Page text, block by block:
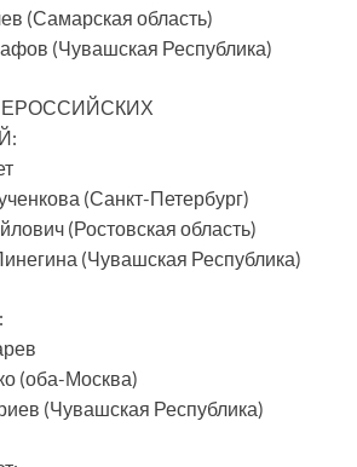
(Самарская область)
(Чувашская Республика)
(Санкт-Петербург)
(Ростовская область)
(Чувашская Республика)
(оба-Москва)
(Чувашская Республика)